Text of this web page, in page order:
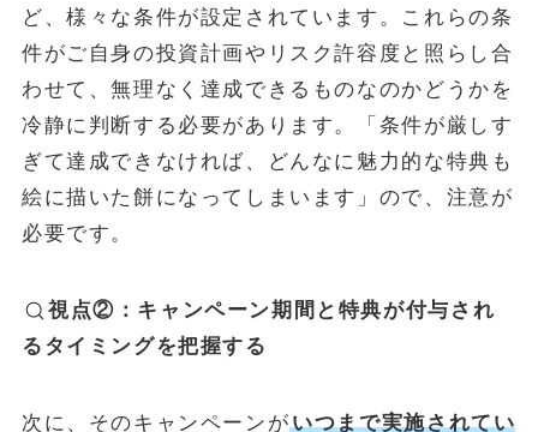
ど、様々な条件が設定されています。これらの条
件がご自身の投資計画やリスク許容度と照らし合
わせて、無理なく達成できるものなのかどうかを
冷静に判断する必要があります。「条件が厳しす
ぎて達成できなければ、どんなに魅力的な特典も
絵に描いた餅になってしまいます」ので、注意が
必要です。
視点②：キャンペーン期間と特典が付与され
るタイミングを把握する
次に、そのキャンペーンがいつまで実施されてい